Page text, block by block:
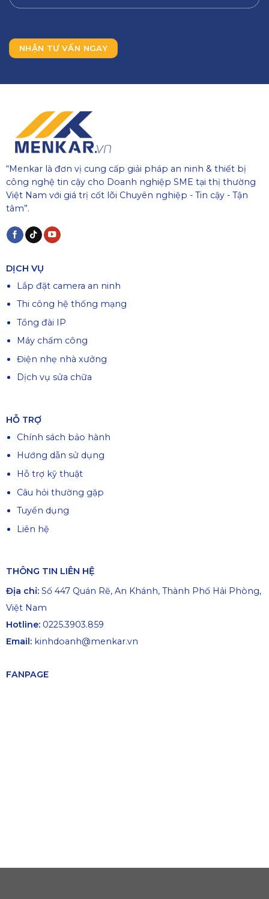
0984.55.66.18
“Menkar là đơn vị cung cấp giải pháp an ninh & thiết bị
công nghệ tin cậy cho Doanh nghiệp SME tại thị thường
Việt Nam với giá trị cốt lõi Chuyên nghiệp - Tin cậy - Tận
tâm”.
DỊCH VỤ
Lắp đặt camera an ninh
Thi công hệ thống mạng
Tổng đài IP
Máy chấm công
Điện nhẹ nhà xưởng
HỖ TRỢ
Chính sách bảo hành
Hướng dẫn sử dụng
Hỗ trợ kỹ thuật
Câu hỏi thường gặp
Tuyển dụng
THÔNG TIN LIÊN HỆ
Địa chỉ:Số 447 Quán Rẽ, An Khánh, Thành Phố Hải Phòng,
Việt Nam
Hotline:0225.3903.859